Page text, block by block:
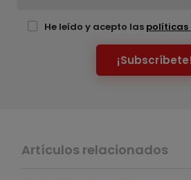
He leído y acepto las políticas
¡Subscríbete!
Artículos relacionados